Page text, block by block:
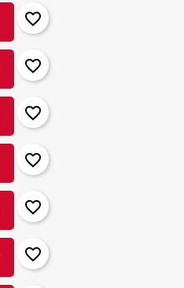
favorite_border
favorite_border
favorite_border
favorite_border
favorite_border
favorite_border